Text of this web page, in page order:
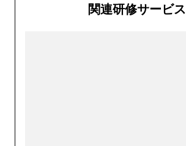
関連研修サービス